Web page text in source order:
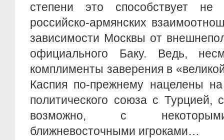
степени это способствует не
российско-армянских
зависимости Москвы от
официального Баку. Ведь,
комплименты заверения в
Каспия по-прежнему нацелены
политического союза с
возможно, с
ближневосточными игроками…